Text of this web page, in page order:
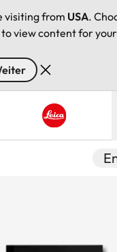
visiting from USA.
view content for